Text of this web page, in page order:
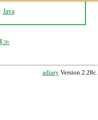
Java
adiary Version 2.28c.